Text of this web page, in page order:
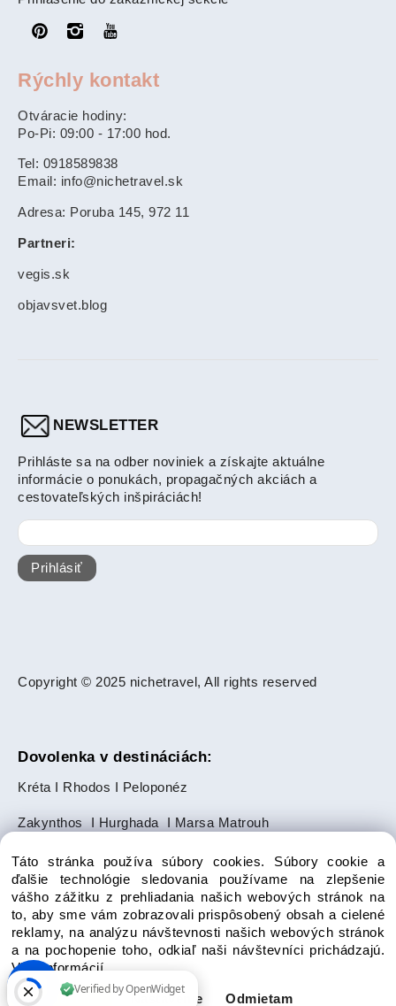
Rýchly kontakt
Otváracie hodiny:
Po-Pi: 09:00 - 17:00 hod.
Tel: 0918589838
Email: info@nichetravel.sk
Adresa: Poruba 145, 972 11
Partneri:
vegis.sk
objavsvet.blog
NEWSLETTER
Prihláste sa na odber noviniek a získajte aktuálne
informácie o ponukách, propagačných akciách a
cestovateľských inšpiráciách!
Prihlásiť
Copyright © 2025 nichetravel, All rights reserved
Dovolenka v destináciách:
Kréta Rhodos Peloponéz
Zakynthos Hurghada Marsa Matrouh
Slnečné pobrežieI Zlaté Piesky
Makarská riviéra Ayia Napa IPaphos
SalalahIPunta Cana
BodrumISideIAlanyaIAvsallar
Táto stránka používa súbory cookies. Súbory cookie a
ďalšie technológie sledovania používame na zlepšenie
vášho zážitku z prehliadania našich webových stránok na
to, aby sme vám zobrazovali prispôsobený obsah a cielené
reklamy, na analýzu návštevnosti našich webových stránok
a na pochopenie toho, odkiaľ naši návštevníci prichádzajú.
Viac informácií
Súhlasím Nastavenie Odmietam